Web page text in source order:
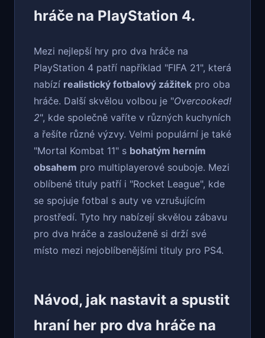
hráče na PlayStation 4.
Mezi nejlepší hry pro dva hráče na
PlayStation 4 patří například "FIFA 21", která
nabízí realistický fotbalový zážitek pro oba
hráče. Další skvělou volbou je "Overcooked!
2", kde společně vaříte v různých kuchyních
a řešíte různé výzvy. Velmi populární je také
"Mortal Kombat 11" s bohatým herním
obsahem pro multiplayerové souboje. Mezi
oblíbené tituly patří i "Rocket League", kde
se spojuje fotbal s auty ve vzrušujícím
prostředí. Tyto hry nabízejí skvělou zábavu
pro dva hráče a zaslouženě si drží své
místo mezi nejoblíbenějšími tituly pro PS4.
Návod, jak nastavit a spustit
hraní her pro dva hráče na